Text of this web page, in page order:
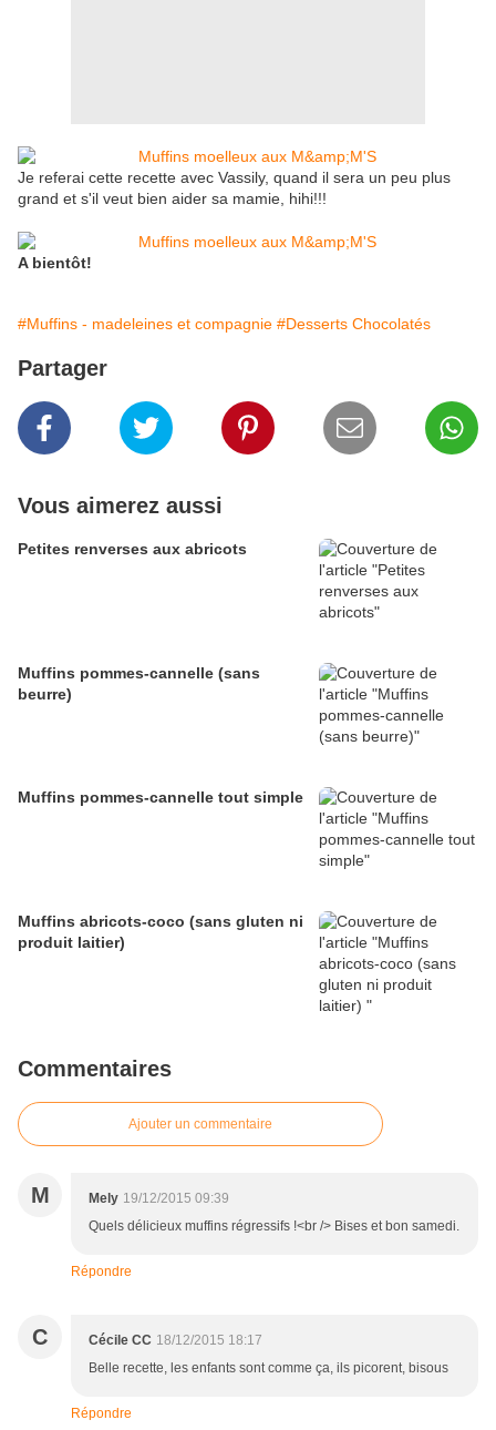
Je referai cette recette avec Vassily, quand il sera un peu plus
grand et s'il veut bien aider sa mamie, hihi!!!
A bientôt!
#Muffins - madeleines et compagnie #Desserts Chocolatés
Partager
Vous aimerez aussi
Petites renverses aux abricots
Muffins pommes-cannelle (sans
beurre)
Muffins pommes-cannelle tout simple
Muffins abricots-coco (sans gluten ni
produit laitier)
Commentaires
Ajouter un commentaire
M Mely 19/12/2015 09:39
Quels délicieux muffins régressifs !<br /> Bises et bon samedi.
Répondre
C Cécile CC 18/12/2015 18:17
Belle recette, les enfants sont comme ça, ils picorent, bisous
Répondre